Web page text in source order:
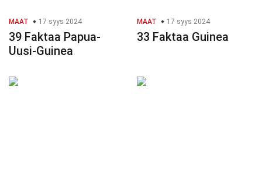
MAAT 17 syys 2024
39 Faktaa Papua-
Uusi-Guinea
MAAT 17 syys 2024
33 Faktaa Guinea